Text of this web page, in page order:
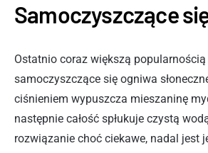
Samoczyszczące
Ostatnio coraz większą
samoczyszczące się ogniwa
ciśnieniem wypuszcza mieszaninę
następnie całość spłukuje czystą
rozwiązanie choć ciekawe, nadal jest